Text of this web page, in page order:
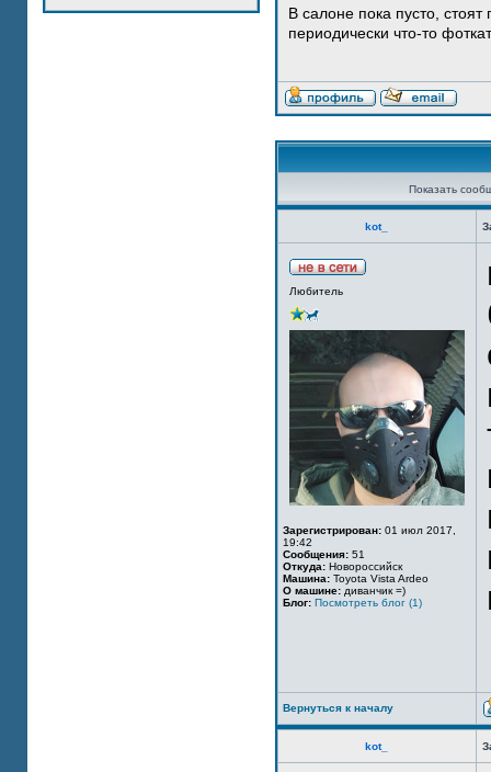
В салоне пока пусто,
периодически что-то
Показать
kot_
Любитель
Зарегистрирован: 01 июл 2017,
19:42
Сообщения: 51
Откуда: Новороссийск
Машина: Toyota Vista Ardeo
О машине: диванчик =)
Блог: Посмотреть блог (1)
Вернуться к началу
kot_